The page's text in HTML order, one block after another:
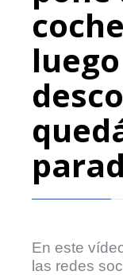
En este
las redes